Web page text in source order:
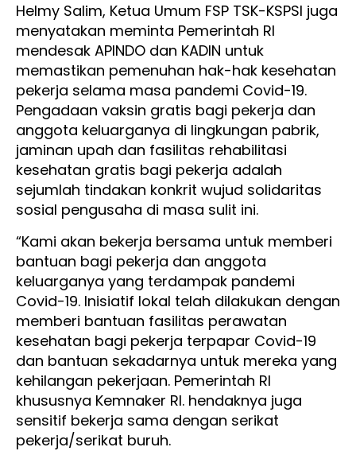
Helmy Salim, Ketua Umum FSP TSK-KSPSI juga
menyatakan meminta Pemerintah RI
mendesak APINDO dan KADIN untuk
memastikan pemenuhan hak-hak kesehatan
pekerja selama masa pandemi Covid-19.
Pengadaan vaksin gratis bagi pekerja dan
anggota keluarganya di lingkungan pabrik,
jaminan upah dan fasilitas rehabilitasi
kesehatan gratis bagi pekerja adalah
sejumlah tindakan konkrit wujud solidaritas
sosial pengusaha di masa sulit ini.
“Kami akan bekerja bersama untuk memberi
bantuan bagi pekerja dan anggota
keluarganya yang terdampak pandemi
Covid-19. Inisiatif lokal telah dilakukan dengan
memberi bantuan fasilitas perawatan
kesehatan bagi pekerja terpapar Covid-19
dan bantuan sekadarnya untuk mereka yang
kehilangan pekerjaan. Pemerintah RI
khususnya Kemnaker RI. hendaknya juga
sensitif bekerja sama dengan serikat
pekerja/serikat buruh.